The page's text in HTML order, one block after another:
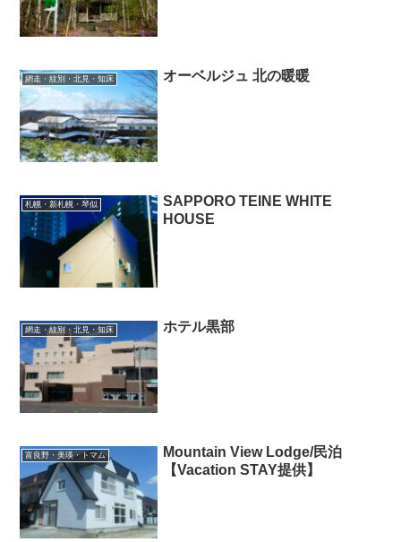
網走・紋別・北見・知床 オーベルジュ 北の暖暖
札幌・新札幌・琴似
SAPPORO TEINE WHITE
HOUSE
網走・紋別・北見・知床 ホテル黒部
富良野・美瑛・トマム
Mountain View Lodge/民泊
【Vacation STAY提供】